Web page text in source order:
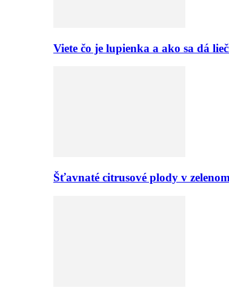
Viete čo je lupienka a ako sa dá
Šťavnaté citrusové plody v